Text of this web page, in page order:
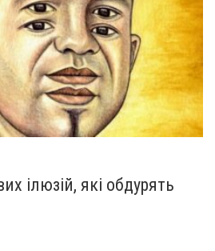
ілюзій, які обдурять